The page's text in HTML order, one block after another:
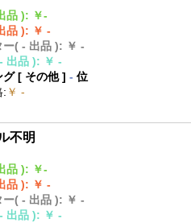
品 ): ￥-
品 ): ￥ -
ー( - 出品 ): ￥ -
出品 ): ￥ -
グ [ その他]- 位
: ￥ -
不明
品 ): ￥-
品 ): ￥ -
ー( - 出品 ): ￥ -
出品 ): ￥ -